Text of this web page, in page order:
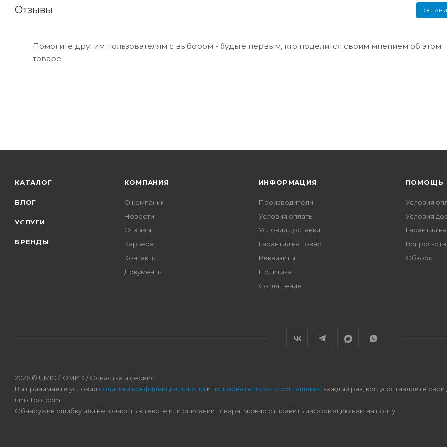
Отзывы
Помогите другим пользователям с выбором - будьте первым, кто поделится своим мнением об этом
товаре
КАТАЛОГ
БЛОГ
УСЛУГИ
БРЕНДЫ
КОМПАНИЯ
О компании
Новости
Отзывы
Карьера
Контакты
Документы
ИНФОРМАЦИЯ
Производители
Условия оплаты
Условия доставки
Гарантия на товар
Реквизиты
Политика
Соглашение
ПОМОЩЬ
Условия
Условия
Гарантия
Вопрос-
Обзоры
2026 © UMIC / ЮМИК / Оснастка и сервис
Вы принимаете условия политики конфиденциальности и пользовательского соглашения каждый раз, когда оставляете
umictool.com.
Обнаружив ошибку или неточность в тексте или описании товара, можно отправить информацию нам на почту.